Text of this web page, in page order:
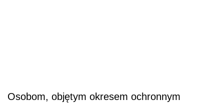
Osobom, objętym okresem ochronnym